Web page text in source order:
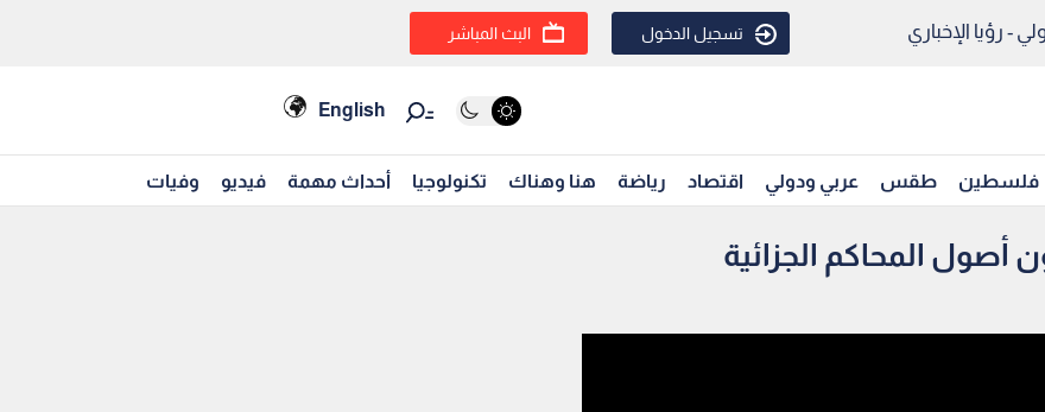
- رؤيا الإخباري تسجيل الدخول البث المباشر
English
فلسطين طقس عربي ودولي اقتصاد رياضة هنا وهناك تكنولوجيا أحداث مهمة فيديو وفيات
أصول المحاكم الجزائية